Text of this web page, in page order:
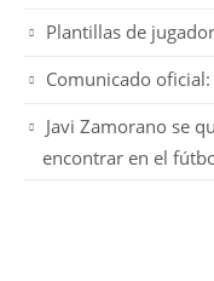
Plantillas de
Comunicado
Javi Zamorano se
encontrar en el